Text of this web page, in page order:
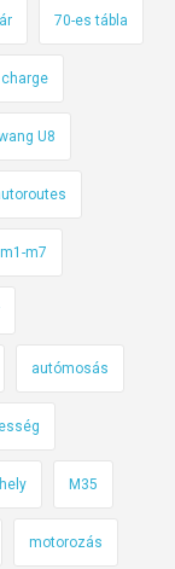
70-es tábla
U8
m1-m7
autómosás
M35
motorozás